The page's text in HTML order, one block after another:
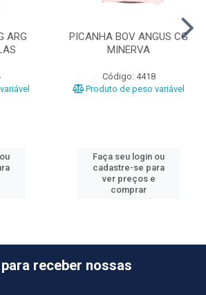
ARG
PICANHA BOV ANGUS CG
MINERVA
Código: 4418
Produto de peso variável
Faça seu login ou
cadastre-se para
ver preços e
comprar
receber nossas